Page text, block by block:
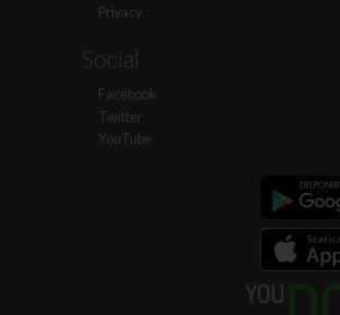
Privacy
Social
Facebook
Twitter
YouTube